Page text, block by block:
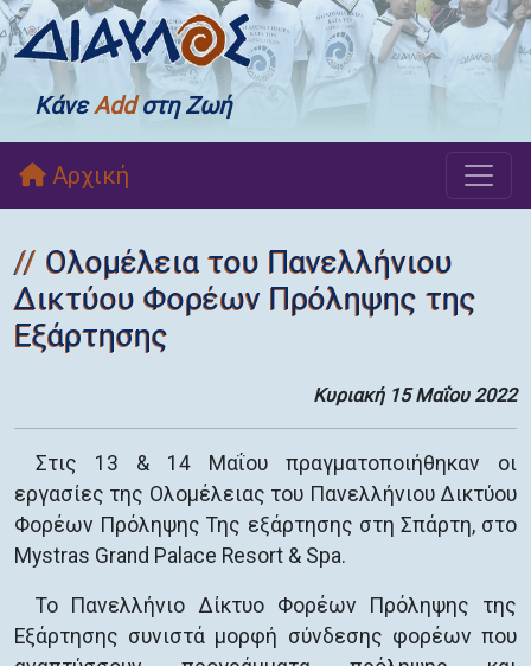
ΚάνεAddστη Ζωή
Αρχική
Ολομέλεια του Πανελλήνιου
Δικτύου Φορέων Πρόληψης της
Εξάρτησης
Κυριακή 15 Μαΐου 2022
Στις 13 & 14 Μαΐου πραγματοποιήθηκαν οι
εργασίες της Ολομέλειας του Πανελλήνιου Δικτύου
Φορέων Πρόληψης Της εξάρτησης στη Σπάρτη, στο
Mystras Grand Palace Resort & Spa.
Το Πανελλήνιο Δίκτυο Φορέων Πρόληψης της
Εξάρτησης συνιστά μορφή σύνδεσης φορέων που